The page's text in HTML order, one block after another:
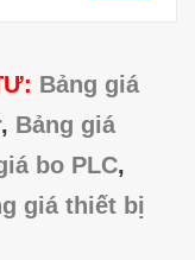
Bảng giá
, Bảng giá
bo PLC,
giá thiết bị